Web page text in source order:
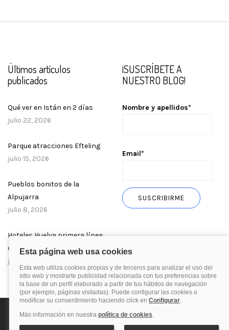
Últimos artículos
publicados
Qué ver en Istán en 2 días
julio 22, 2026
Parque atracciones Efteling
julio 15, 2026
Pueblos bonitos de la
Alpujarra
julio 8, 2026
Hoteles Huelva primera línea
de playa
julio 1, 2026
¡SUSCRÍBETE A
NUESTRO BLOG!
Nombre y apellidos*
Email*